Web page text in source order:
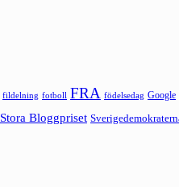
fildelning fotboll FRA födelsedag Google
Stora Bloggpriset